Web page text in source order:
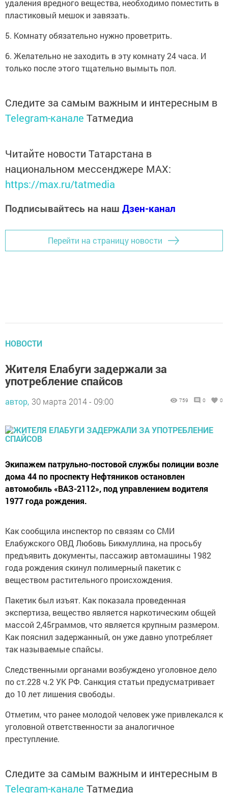
удаления вредного вещества, необходимо поместить в
пластиковый мешок и завязать.
5. Комнату обязательно нужно проветрить.
6. Желательно не заходить в эту комнату 24 часа. И
только после этого тщательно вымыть пол.
Следите за самым важным и интересным в
Telegram-канале Татмедиа
Читайте новости Татарстана в
национальном мессенджере MАХ:
https://max.ru/tatmedia
Подписывайтесь на наш Дзен-канал
Перейти на страницу новости
НОВОСТИ
Жителя Елабуги задержали за
употребление спайсов
автор, 30 марта 2014 - 09:00 759 0 0
Экипажем патрульно-постовой службы полиции возле
дома 44 по проспекту Нефтяников остановлен
автомобиль «ВАЗ-2112», под управлением водителя
1977 года рождения.
Как сообщила инспектор по связям со СМИ
Елабужского ОВД Любовь Бикмуллина, на просьбу
предъявить документы, пассажир автомашины 1982
года рождения скинул полимерный пакетик с
веществом растительного происхождения.
Пакетик был изъят. Как показала проведенная
экспертиза, вещество является наркотическим общей
массой 2,45граммов, что является крупным размером.
Как пояснил задержанный, он уже давно употребляет
так называемые спайсы.
Следственными органами возбуждено уголовное дело
по ст.228 ч.2 УК РФ. Санкция статьи предусматривает
до 10 лет лишения свободы.
Отметим, что ранее молодой человек уже привлекался к
уголовной ответственности за аналогичное
преступление.
Следите за самым важным и интересным в
Telegram-канале Татмедиа